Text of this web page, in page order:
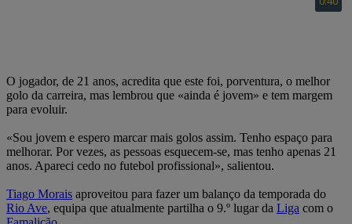
O jogador, de 21 anos, acredita que este foi, porventura, o melhor
golo da carreira, mas lembrou que «ainda é jovem» e tem margem
para evoluir.
«Sou jovem e espero marcar mais golos assim. Tenho espaço para
melhorar. Por vezes, as pessoas esquecem-se, mas tenho apenas 21
anos. Apareci cedo no futebol profissional», salientou.
Tiago Morais aproveitou para fazer um balanço da temporada do
Rio Ave, equipa que atualmente partilha o 9.º lugar da Liga com o